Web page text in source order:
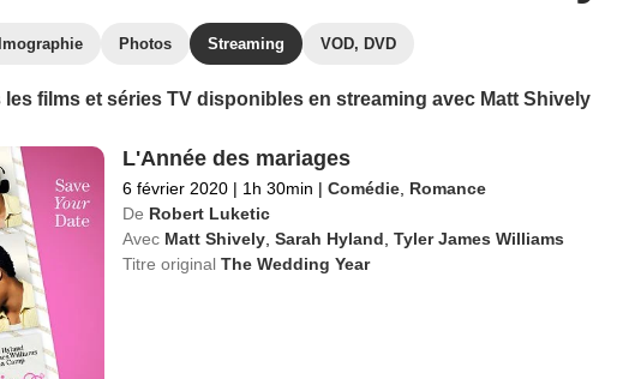
Photos Streaming VOD, DVD
les films et séries TV disponibles en streaming avec Matt Shively
L'Année des mariages
6 février 2020 | 1h 30min | Comédie, Romance
De Robert Luketic
Avec Matt Shively, Sarah Hyland Tyler James Williams
Titre original The Wedding Year